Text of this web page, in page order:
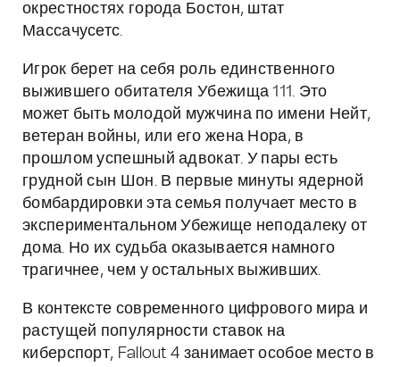
окрестностях города Бостон, штат
Массачусетс.
Игрок берет на себя роль единственного
выжившего обитателя Убежища 111. Это
может быть молодой мужчина по имени Нейт,
ветеран войны, или его жена Нора, в
прошлом успешный адвокат. У пары есть
грудной сын Шон. В первые минуты ядерной
бомбардировки эта семья получает место в
экспериментальном Убежище неподалеку от
дома. Но их судьба оказывается намного
трагичнее, чем у остальных выживших.
В контексте современного цифрового мира и
растущей популярности ставок на
киберспорт, Fallout 4 занимает особое место в